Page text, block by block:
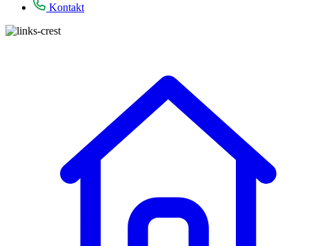
Kontakt